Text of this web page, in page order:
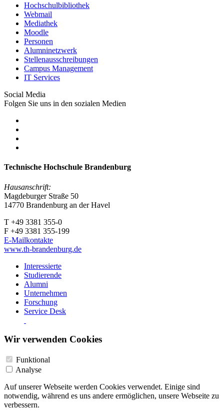
Hochschulbibliothek
Webmail
Mediathek
Moodle
Personen
Alumninetzwerk
Stellenausschreibungen
Campus Management
IT Services
Social Media
Folgen Sie uns in den sozialen Medien
Technische Hochschule Brandenburg
Hausanschrift:
Magdeburger Straße 50
14770 Brandenburg an der Havel
T +49 3381 355-0
F +49 3381 355-199
E-Mailkontakte
www.th-brandenburg.de
Interessierte
Studierende
Alumni
Unternehmen
Forschung
Service Desk
Wir verwenden Cookies
Funktional
Analyse
Auf unserer Webseite werden Cookies verwendet. Einige sind
notwendig, während es uns andere ermöglichen, unsere Webseite zu
verbessern.